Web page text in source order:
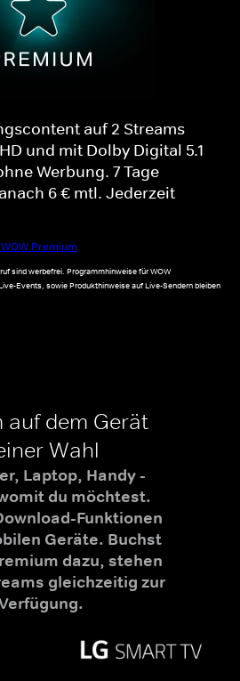
auf 2 Streams
und mit Dolby Digital 5.1
Werbung. 7 Tage
6 € mtl. Jederzeit
Premium
sind werbefrei. Programmhinweise für WOW
Events, sowie Produkthinweise auf Live-Sendern bleiben
auf dem Gerät
Wahl
Laptop, Handy -
du möchtest.
Funktionen
Geräte. Buchst
dazu, stehen
gleichzeitig zur